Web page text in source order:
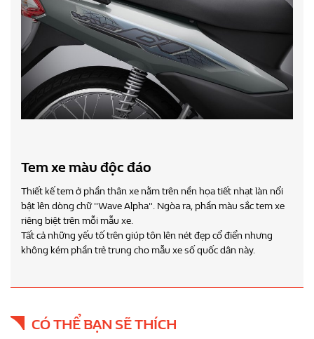
Tem xe màu độc đáo
Thiết kế tem ở phần thân xe nằm trên nền họa tiết nhạt làn nổi
bật lên dòng chữ "Wave Alpha". Ngòa ra, phần màu sắc tem xe
riêng biệt trên mỗi mẫu xe.
Tất cả những yếu tố trên giúp tôn lên nét đẹp cổ điển nhưng
không kém phần trẻ trung cho mẫu xe số quốc dân này.
CÓ THỂ BẠN SẼ THÍCH